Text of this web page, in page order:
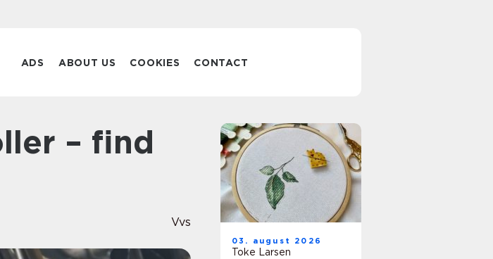
ADS ABOUT US COOKIES CONTACT
Vvs
03. august 2026
Toke Larsen